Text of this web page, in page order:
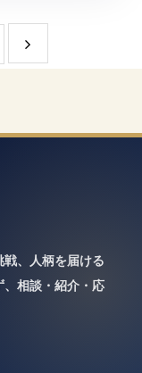
、人柄を届ける
、相談・紹介・応